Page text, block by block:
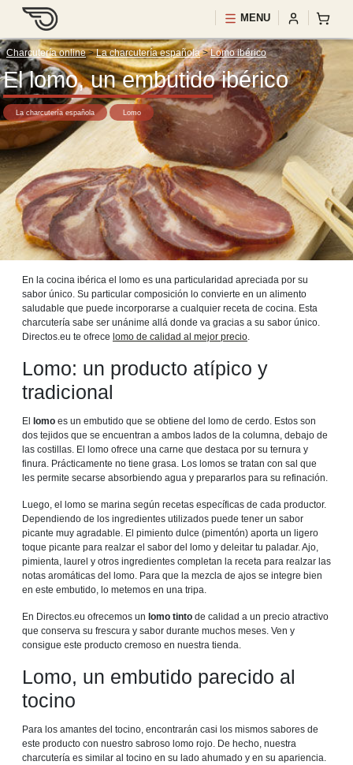
MENU
Charcutería online>La charcutería española>Lomo ibérico
El lomo, un embutido ibérico
La charcutería española Lomo
En la cocina ibérica el lomo es una particularidad apreciada por su
sabor único. Su particular composición lo convierte en un alimento
saludable que puede incorporarse a cualquier receta de cocina. Esta
charcutería sabe ser unánime allá donde va gracias a su sabor único.
Directos.eu te ofrece lomo de calidad al mejor precio.
Lomo: un producto atípico y
tradicional
El lomo es un embutido que se obtiene del lomo de cerdo. Estos son
dos tejidos que se encuentran a ambos lados de la columna, debajo de
las costillas. El lomo ofrece una carne que destaca por su ternura y
finura. Prácticamente no tiene grasa. Los lomos se tratan con sal que
les permite secarse absorbiendo agua y prepararlos para su refinación.
Luego, el lomo se marina según recetas específicas de cada productor.
Dependiendo de los ingredientes utilizados puede tener un sabor
picante muy agradable. El pimiento dulce (pimentón) aporta un ligero
toque picante para realzar el sabor del lomo y deleitar tu paladar. Ajo,
pimienta, laurel y otros ingredientes completan la receta para realzar las
notas aromáticas del lomo. Para que la mezcla de ajos se integre bien
en este embutido, lo metemos en una tripa.
En Directos.eu ofrecemos un lomo tinto de calidad a un precio atractivo
que conserva su frescura y sabor durante muchos meses. Ven y
consigue este producto cremoso en nuestra tienda.
Lomo, un embutido parecido al
tocino
Para los amantes del tocino, encontrarán casi los mismos sabores de
este producto con nuestro sabroso lomo rojo. De hecho, nuestra
charcutería es similar al tocino en su lado ahumado y en su apariencia.